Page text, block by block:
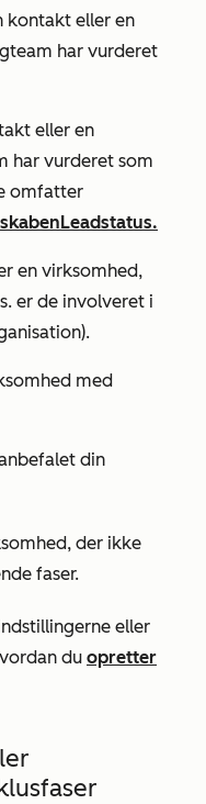
kontakt eller en
har vurderet
eller en
har vurderet som
omfatter
Leadstatus.
en virksomhed,
er de involveret i
med
din
der ikke
faser.
eller
du opretter